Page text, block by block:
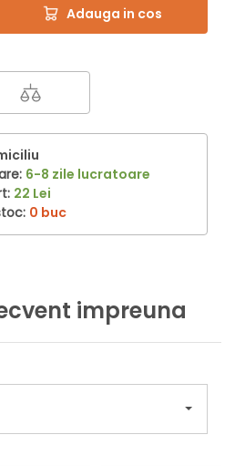
Adauga in cos
6-8 zile lucratoare
22 Lei
0 buc
impreuna